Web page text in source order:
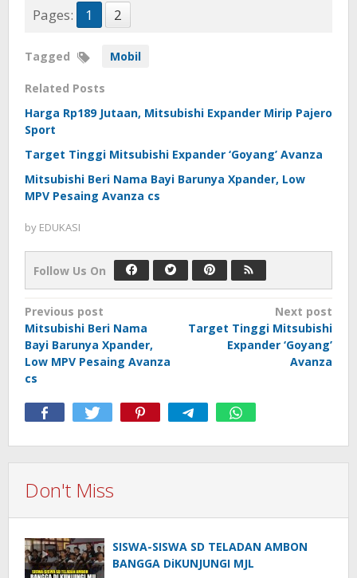
Pages: 1 2
Tagged Mobil
Related Posts
Harga Rp189 Jutaan, Mitsubishi Expander Mirip Pajero
Sport
Target Tinggi Mitsubishi Expander ‘Goyang’ Avanza
Mitsubishi Beri Nama Bayi Barunya Xpander, Low
MPV Pesaing Avanza cs
by EDUKASI
Follow Us On
Post
navigation
Previous post
Mitsubishi Beri Nama
Bayi Barunya Xpander,
Low MPV Pesaing Avanza
cs
Next post
Target Tinggi Mitsubishi
Expander ‘Goyang’
Avanza
Don't Miss
SISWA-SISWA SD TELADAN AMBON
BANGGA DiKUNJUNGI MJL